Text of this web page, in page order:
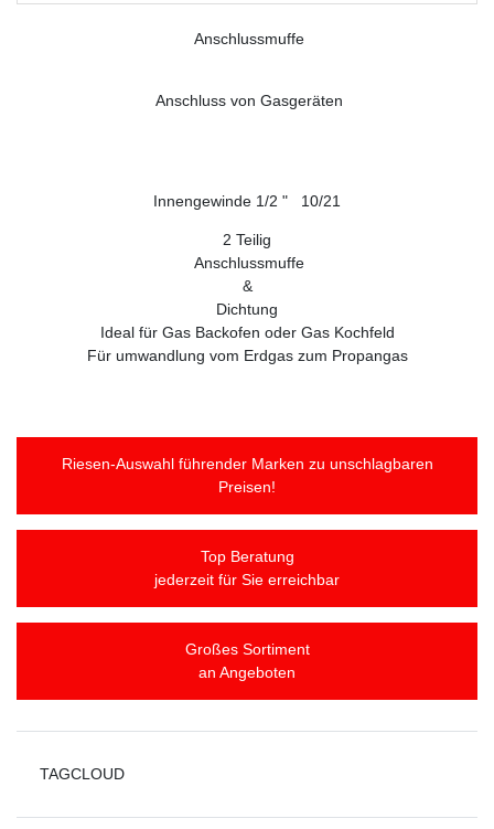
Anschlussmuffe
Anschluss von Gasgeräten
Innengewinde 1/2 " 10/21
2 Teilig
Anschlussmuffe
&
Dichtung
Ideal für Gas Backofen oder Gas Kochfeld
Für umwandlung vom Erdgas zum Propangas
Riesen-Auswahl führender Marken zu unschlagbaren
Preisen!
Top Beratung
jederzeit für Sie erreichbar
Großes Sortiment
an Angeboten
TAGCLOUD